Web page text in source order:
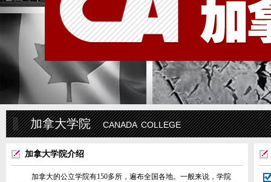
加拿大学院canada college
加拿大学院介绍
加拿大的公立学院有150多所，遍布全国各地。一般来说，学院